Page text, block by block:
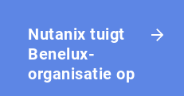
Nutanix tuigt
Benelux-
organisatie op